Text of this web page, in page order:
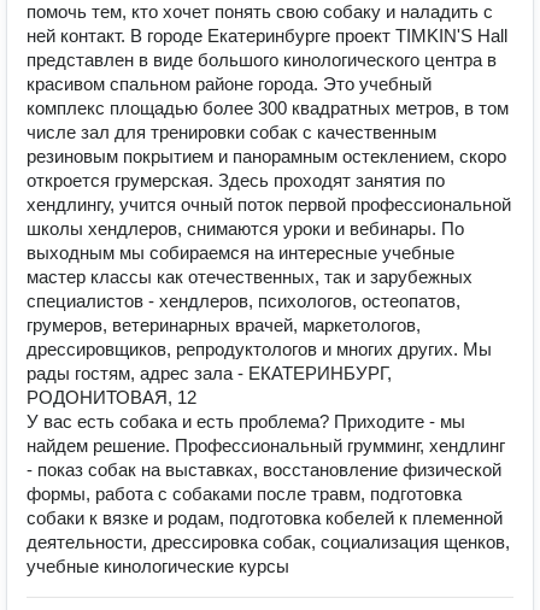
помочь тем, кто хочет понять свою собаку и наладить с
ней контакт. В городе Екатеринбурге проект TIMKIN'S Hall
представлен в виде большого кинологического центра в
красивом спальном районе города. Это учебный
комплекс площадью более 300 квадратных метров, в том
числе зал для тренировки собак с качественным
резиновым покрытием и панорамным остеклением, скоро
откроется грумерская. Здесь проходят занятия по
хендлингу, учится очный поток первой профессиональной
школы хендлеров, снимаются уроки и вебинары. По
выходным мы собираемся на интересные учебные
мастер классы как отечественных, так и зарубежных
специалистов - хендлеров, психологов, остеопатов,
грумеров, ветеринарных врачей, маркетологов,
дрессировщиков, репродуктологов и многих других. Мы
рады гостям, адрес зала - ЕКАТЕРИНБУРГ,
РОДОНИТОВАЯ, 12
У вас есть собака и есть проблема? Приходите - мы
найдем решение. Профессиональный грумминг, хендлинг
- показ собак на выставках, восстановление физической
формы, работа с собаками после травм, подготовка
собаки к вязке и родам, подготовка кобелей к племенной
деятельности, дрессировка собак, социализация щенков,
учебные кинологические курсы